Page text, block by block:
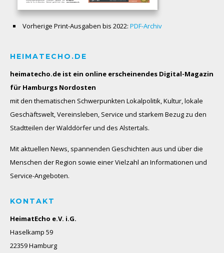
Vorherige Print-Ausgaben bis 2022: PDF-Archiv
HEIMATECHO.DE
heimatecho.de ist ein online erscheinendes Digital-Magazin
für Hamburgs Nordosten
mit den thematischen Schwerpunkten Lokalpolitik, Kultur, lokale
Geschäftswelt, Vereinsleben, Service und starkem Bezug zu den
Stadtteilen der Walddörfer und des Alstertals.
Mit aktuellen News, spannenden Geschichten aus und über die
Menschen der Region sowie einer Vielzahl an Informationen und
Service-Angeboten.
KONTAKT
HeimatEcho e.V. i.G.
Haselkamp 59
22359 Hamburg